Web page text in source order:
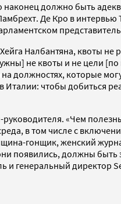
должно быть
Де Кро в
Налбантяна, квоты
не квоты и не цели
должностях, которые
Италии: чтобы добиться
«Чем
в том числе с
гонщик, женский
появились, должны
и генеральный директор